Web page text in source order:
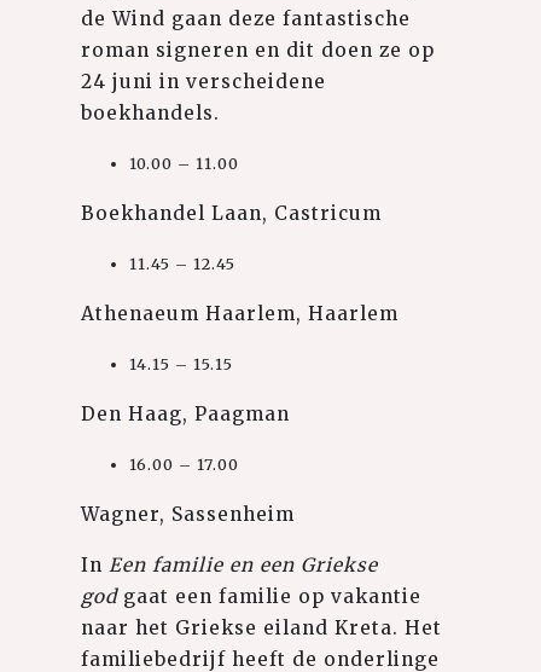
de Wind gaan deze fantastische
roman signeren en dit doen ze op
24 juni in verscheidene
boekhandels.
10.00 – 11.00
Boekhandel Laan, Castricum
11.45 – 12.45
Athenaeum Haarlem, Haarlem
14.15 – 15.15
Den Haag, Paagman
16.00 – 17.00
Wagner, Sassenheim
In Een familie en een Griekse
godgaat een familie op vakantie
naar het Griekse eiland Kreta. Het
familiebedrijf heeft de onderlinge